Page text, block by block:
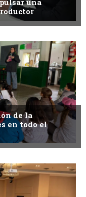
de la
en todo el